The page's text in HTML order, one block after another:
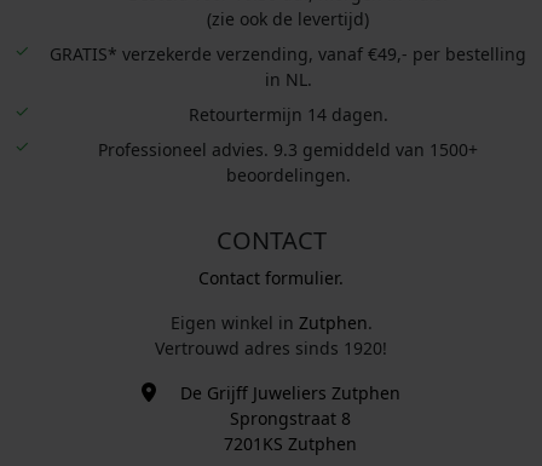
(zie ook de levertijd)
GRATIS* verzekerde verzending, vanaf €49,- per bestelling
in NL.
Retourtermijn 14 dagen.
Professioneel advies. 9.3 gemiddeld van 1500+
beoordelingen.
CONTACT
Contact formulier.
Eigen winkel in Zutphen.
Vertrouwd adres sinds 1920!
De Grijff Juweliers Zutphen
Sprongstraat 8
7201KS Zutphen